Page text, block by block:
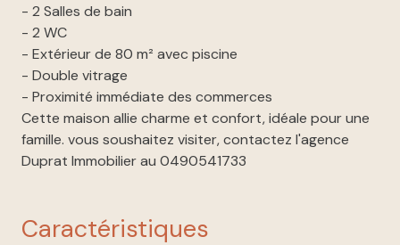
- 2 Salles de bain
- 2 WC
- Extérieur de 80 m² avec piscine
- Double vitrage
- Proximité immédiate des commerces
Cette maison allie charme et confort, idéale pour une
famille. vous soushaitez visiter, contactez l'agence
Duprat Immobilier au 0490541733
caractéristiques